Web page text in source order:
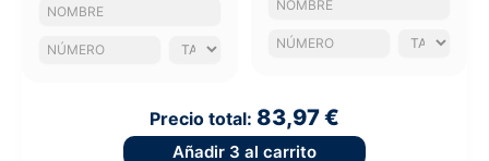
Precio total: 83,97 €
Añadir 3 al carrito